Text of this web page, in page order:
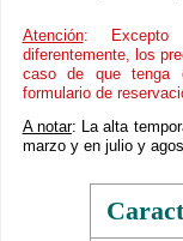
Atención: Excepto
diferentemente, los
caso de que tenga
formulario de
A notar: La alta
marzo y en julio y